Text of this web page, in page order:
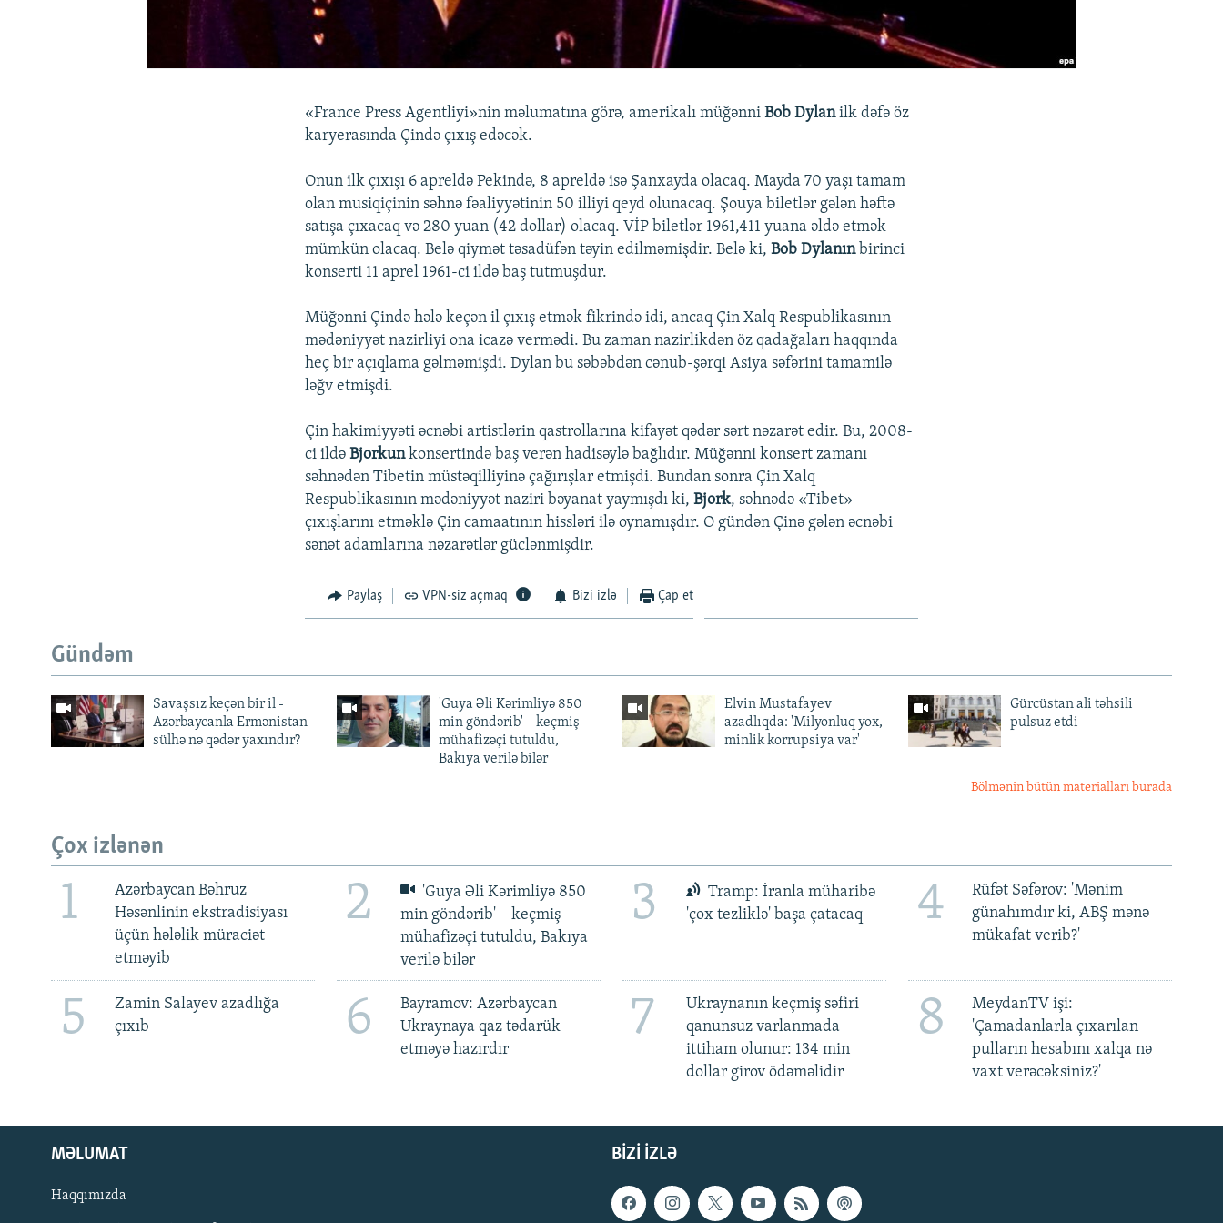
«France Press Agentliyi»nin məlumatına görə, amerikalı müğənniBob Dylanilk dəfə öz
karyerasında Çində çıxış edəcək.
Onun ilk çıxışı 6 apreldə Pekində, 8 apreldə isə Şanxayda olacaq. Mayda 70 yaşı tamam
olan musiqiçinin səhnə fəaliyyətinin 50 illiyi qeyd olunacaq. Şouya biletlər gələn həftə
satışa çıxacaq və 280 yuan (42 dollar) olacaq. VİP biletlər 1961,411 yuana əldə etmək
mümkün olacaq. Belə qiymət təsadüfən təyin edilməmişdir. Belə ki,Bob Dylanınbirinci
konserti 11 aprel 1961-ci ildə baş tutmuşdur.
Müğənni Çində hələ keçən il çıxış etmək fikrində idi, ancaq Çin Xalq Respublikasının
mədəniyyət nazirliyi ona icazə vermədi. Bu zaman nazirlikdən öz qadağaları haqqında
heç bir açıqlama gəlməmişdi. Dylan bu səbəbdən cənub-şərqi Asiya səfərini tamamilə
ləğv etmişdi.
Çin hakimiyyəti əcnəbi artistlərin qastrollarına kifayət qədər sərt nəzarət edir. Bu, 2008-
ci ildəBjorkunkonsertində baş verən hadisəylə bağlıdır. Müğənni konsert zamanı
səhnədən Tibetin müstəqilliyinə çağırışlar etmişdi. Bundan sonra Çin Xalq
Respublikasının mədəniyyət naziri bəyanat yaymışdı ki,Bjork, səhnədə «Tibet»
çıxışlarını etməklə Çin camaatının hissləri ilə oynamışdır. O gündən Çinə gələn əcnəbi
sənət adamlarına nəzarətlər güclənmişdir.
Paylaş VPN-siz açmaq Bizi izlə Çap et
Gündəm
Savaşsız keçən bir il -
Azərbaycanla Ermənistan
sülhə nə qədər yaxındır?
'Guya Əli Kərimliyə 850
min göndərib' – keçmiş
mühafizəçi tutuldu,
Bakıya verilə bilər
Elvin Mustafayev
azadlıqda: 'Milyonluq yox,
minlik korrupsiya var'
Gürcüstan ali təhsili
pulsuz etdi
Bölmənin bütün materialları burada
Çox izlənən
1
Azərbaycan Bəhruz
Həsənlinin ekstradisiyası
üçün hələlik müraciət
etməyib
2
'Guya Əli Kərimliyə 850
min göndərib' – keçmiş
mühafizəçi tutuldu, Bakıya
verilə bilər
3
Tramp: İranla müharibə
'çox tezliklə' başa çatacaq
4
Rüfət Səfərov: 'Mənim
günahımdır ki, ABŞ mənə
mükafat verib?'
5
Zamin Salayev azadlığa
çıxıb
6
Bayramov: Azərbaycan
Ukraynaya qaz tədarük
etməyə hazırdır
7
Ukraynanın keçmiş səfiri
qanunsuz varlanmada
ittiham olunur: 134 min
dollar girov ödəməlidir
8
MeydanTV işi:
'Çamadanlarla çıxarılan
pulların hesabını xalqa nə
vaxt verəcəksiniz?'
BIZI IZLƏ
MƏLUMAT
Haqqımızda